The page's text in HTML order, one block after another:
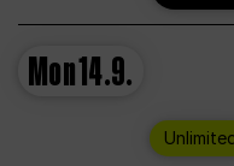
Mon14.9.